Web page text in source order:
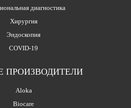
диагностика
Хирургия
Эндоскопия
COVID-19
ПРОИЗВОДИТЕЛИ
Aloka
Biocare